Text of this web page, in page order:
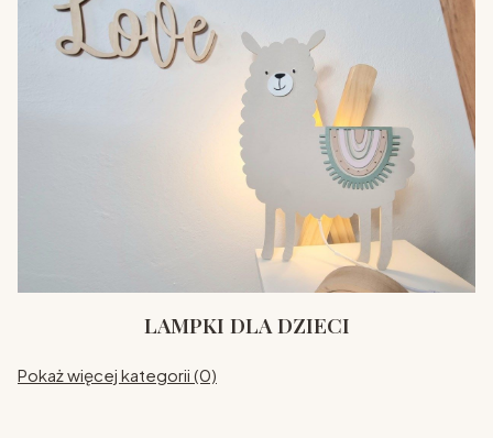
LAMPKI DLA DZIECI
Pokaż więcej kategorii (0)